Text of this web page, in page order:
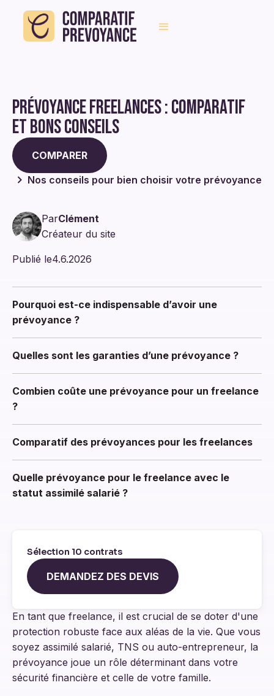
Prévoyance freelances : comparatif
et bons conseils
COMPARER
Nos conseils pour bien choisir votre prévoyance
ParClément
Créateur du site
Publié le4.6.2026
Pourquoi est-ce indispensable d’avoir une
prévoyance ?
Quelles sont les garanties d’une prévoyance ?
Combien coûte une prévoyance pour un freelance
?
Comparatif des prévoyances pour les freelances
Quelle prévoyance pour le freelance avec le
statut assimilé salarié ?
Sélection 10 contrats
DEMANDEZ DES DEVIS
En tant que freelance, il est crucial de se doter d'une
protection robuste face aux aléas de la vie. Que vous
soyez assimilé salarié, TNS ou auto-entrepreneur, la
prévoyance joue un rôle déterminant dans votre
sécurité financière et celle de votre famille.